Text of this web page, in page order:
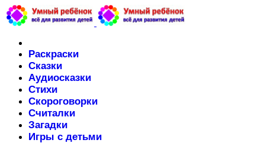
Раскраски
Сказки
Аудиосказки
Стихи
Скороговорки
Считалки
Загадки
Игры с детьми